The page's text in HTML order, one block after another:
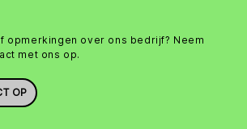
opmerkingen over ons bedrijf? Neem
met ons op.
OP